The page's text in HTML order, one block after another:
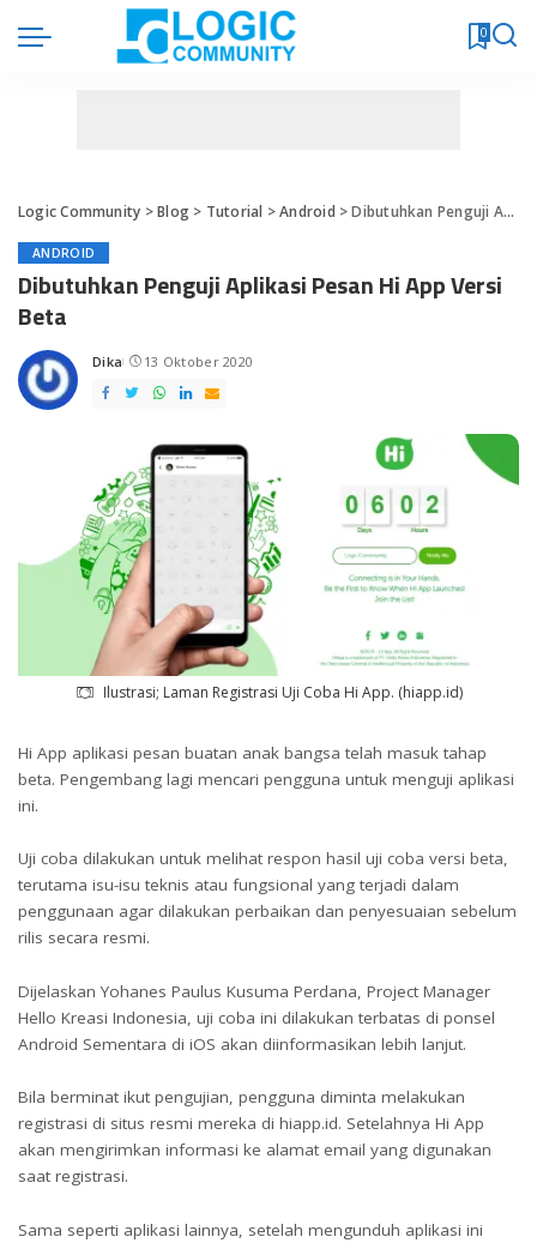
0
Logic Community >Blog> Tutorial >Android >Dibutuhkan Penguji Aplikasi Pesan Hi App Versi Beta
ANDROID
Dibutuhkan Penguji Aplikasi Pesan Hi App Versi
Beta
Posted
by
Dika 13 Oktober 2020
Ilustrasi; Laman Registrasi Uji Coba Hi App. (hiapp.id)
Hi App aplikasi pesan buatan anak bangsa telah masuk tahap
beta. Pengembang lagi mencari pengguna untuk menguji aplikasi
ini.
Uji coba dilakukan untuk melihat respon hasil uji coba versi beta,
terutama isu-isu teknis atau fungsional yang terjadi dalam
penggunaan agar dilakukan perbaikan dan penyesuaian sebelum
rilis secara resmi.
Dijelaskan Yohanes Paulus Kusuma Perdana, Project Manager
Hello Kreasi Indonesia, uji coba ini dilakukan terbatas di ponsel
Android Sementara di iOS akan diinformasikan lebih lanjut.
Bila berminat ikut pengujian, pengguna diminta melakukan
registrasi di situs resmi mereka di hiapp.id. Setelahnya Hi App
akan mengirimkan informasi ke alamat email yang digunakan
saat registrasi.
Sama seperti aplikasi lainnya, setelah mengunduh aplikasi ini